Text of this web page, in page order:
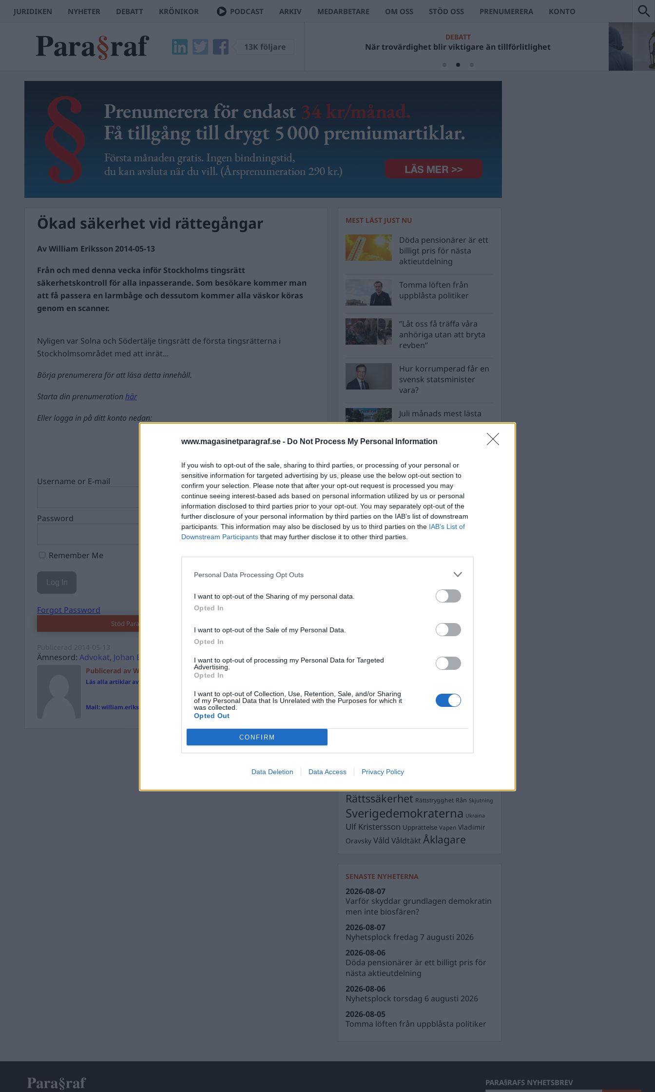
www.magasinetparagraf.se - Do Not Process My Personal Information
If you wish to opt-out of the sale, sharing to third parties, or processing of your personal or
sensitive information for targeted advertising by us, please use the below opt-out section to
confirm your selection. Please note that after your opt-out request is processed you may
continue seeing interest-based ads based on personal information utilized by us or personal
information disclosed to third parties prior to your opt-out. You may separately opt-out of the
further disclosure of your personal information by third parties on the IAB’s list of downstream
participants. This information may also be disclosed by us to third parties on the IAB’s List of
Downstream Participants that may further disclose it to other third parties.
Personal Data Processing Opt Outs
I want to opt-out of the Sharing of my personal data.
Opted In
I want to opt-out of the Sale of my Personal Data.
Opted In
I want to opt-out of processing my Personal Data for Targeted
Advertising.
Opted In
I want to opt-out of Collection, Use, Retention, Sale, and/or Sharing
of my Personal Data that Is Unrelated with the Purposes for which it
was collected.
Opted Out
CONFIRM
Data Deletion Data Access Privacy Policy
JURIDIKEN NYHETER DEBATT KRÖNIKOR PODCAST ARKIV MEDARBETARE OM OSS STÖD OSS PRENUMERERA KONTO
13K följare
DEBATT
När trovärdighet blir viktigare än tillförlitlighet
Ökad säkerhet vid rättegångar
Av William Eriksson 2014-05-13
Från och med denna vecka inför Stockholms tingsrätt
säkerhetskontroll för alla inpasserande. Som besökare kommer man
att få passera en larmbåge och dessutom kommer alla väskor köras
genom en scanner.
Nyligen var Solna och Södertälje tingsrätt de första tingsrätterna i
Stockholmsområdet med att inrät...
Börja prenumerera för att läsa detta innehåll.
Starta din prenumerationhär
Eller logga in på ditt konto nedan:
Username or E-mail
Password
Remember Me
Forgot Password
Stöd Para§rafs bevakning av rättssäkerheten
Ämnesord: Advokat, Johan Eriksson William Eriksson
Publicerad av William Eriksson
Läs alla artiklar av William Eriksson
Mail:william.eriksson@magasinetparagraf.se
MEST LÄST JUST NU
Döda pensionärer är ett
billigt pris för nästa
aktieutdelning
Tomma löften från
uppblåsta politiker
”Låt oss få träffa våra
anhöriga utan att bryta
revben”
Hur korrumperad får en
svensk statsminister
vara?
Juli månads mest lästa
STÖD OSS
Stöd Para§rafs bevakning av högerextremismen
PRENUMERERA PÅ PARA§RAFS NYHETSBREV
Andreas
Börje R P Carlsson
Dick Sundevall
Ebba Busch
Jimmie Åkesson Kokainmålet
LagarMichael Pålsson
Mordförsök Nilsson-Larancuent
Silventoinen Petter Inedahl
Rättssäkerhet Rättstrygghet Rån Skjutning
Sverigedemokraterna Ukraina
Ulf Kristersson Upprättelse Vapen Vladimir
Oravsky Våld Våldtäkt Åklagare
SENASTE NYHETERNA
Varför skyddar grundlagen demokratin
men inte biosfären?
2026-08-07
Nyhetsplock fredag 7 augusti 2026
2026-08-07
Döda pensionärer är ett billigt pris för
nästa aktieutdelning
2026-08-06
Nyhetsplock torsdag 6 augusti 2026
2026-08-06
Tomma löften från uppblåsta politiker
2026-08-05
PARA§RAFS NYHETSBREV